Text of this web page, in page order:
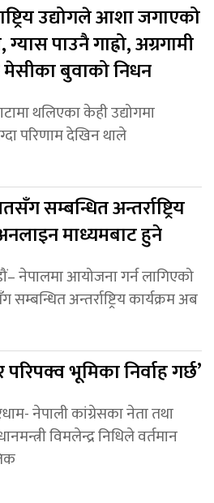
उद्योगले आशा जगाएको
ग्यास पाउनै गाह्रो, अग्रगामी
मेसीका बुवाको निधन
थलिएका केही उद्योगमा
परिणाम देखिन थाले
सम्बन्धित अन्तर्राष्ट्रिय
माध्यमबाट हुने
नेपालमा आयोजना गर्न लागिएको
सम्बन्धित अन्तर्राष्ट्रिय कार्यक्रम अब
परिपक्व भूमिका निर्वाह गर्छ’
नेपाली कांग्रेसका नेता तथा
विमलेन्द्र निधिले वर्तमान